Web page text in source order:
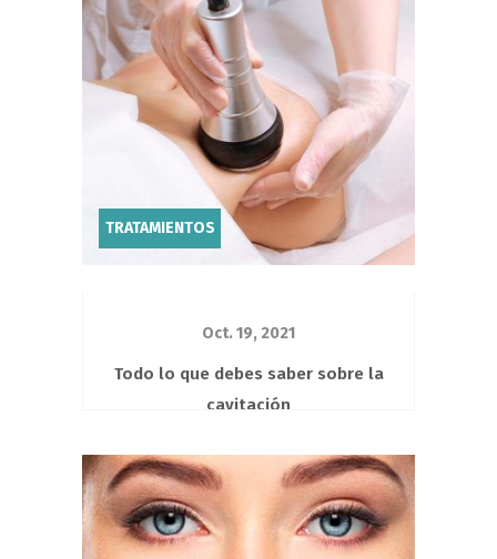
alternativa y
fue...
TRATAMIENTOS
Oct. 19, 2021
Todo lo que debes saber sobre la
cavitación
a la liposucción. En los últimos años
ha ganado mucha...